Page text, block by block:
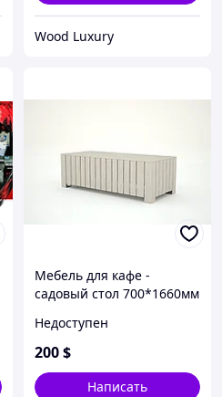
Wood Luxury
Мебель для кафе -
садовый стол 700*1660мм
Недоступен
200$
Написать